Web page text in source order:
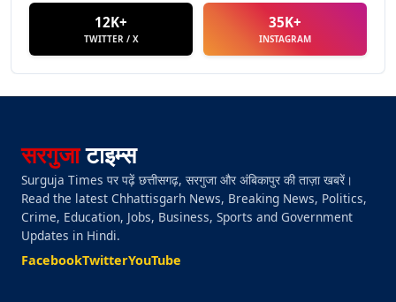
12K+
TWITTER / X
35K+
INSTAGRAM
सरगुजाटाइम्स
Surguja Times पर पढ़ें छत्तीसगढ़, सरगुजा और अंबिकापुर की ताज़ा खबरें।
Read the latest Chhattisgarh News, Breaking News, Politics,
Crime, Education, Jobs, Business, Sports and Government
Updates in Hindi.
FacebookTwitterYouTube